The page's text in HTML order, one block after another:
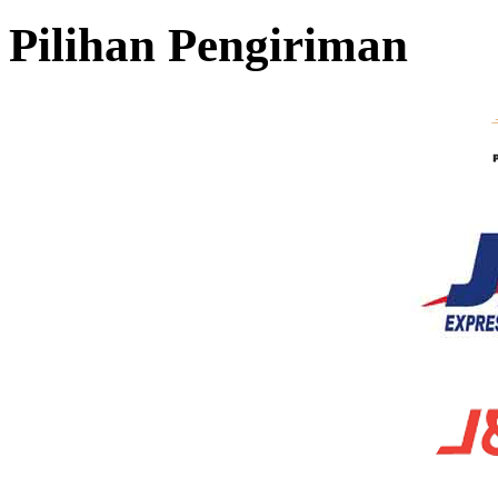
Pilihan Pengiriman